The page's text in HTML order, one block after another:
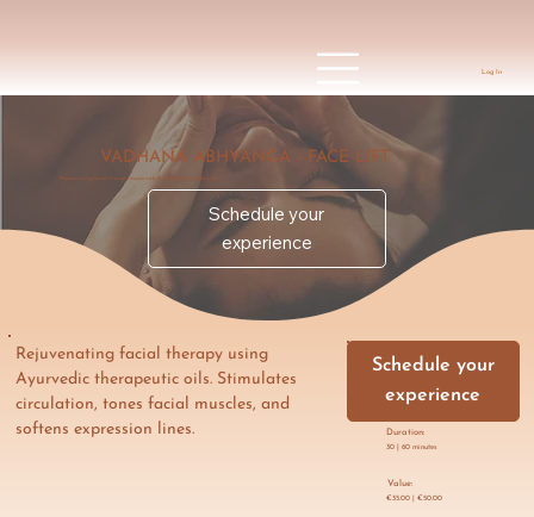
Log In
VADHANA ABHYANGA - FACE LIFT
Rejuvenating facial therapy made with Ayurvedic therapeutic oils.
Schedule your
experience
Rejuvenating facial therapy using
Ayurvedic therapeutic oils. Stimulates
circulation, tones facial muscles, and
softens expression lines.
Schedule your
experience
Duration:
30 | 60 minutes
Value:
€35.00 | €50.00